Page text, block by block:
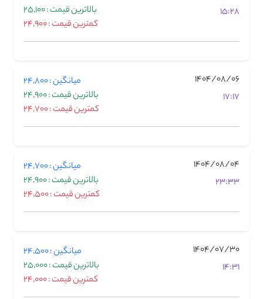
15:28
بالاترین قیمت : 25,100
کمترین قیمت : 24,900
1404/08/06
17:17
میانگین : 24,800
بالاترین قیمت : 24,900
کمترین قیمت : 24,700
1404/08/04
23:33
میانگین : 24,700
بالاترین قیمت : 24,900
کمترین قیمت : 24,500
1404/07/30
14:31
میانگین : 24,500
بالاترین قیمت : 25,000
کمترین قیمت : 24,000